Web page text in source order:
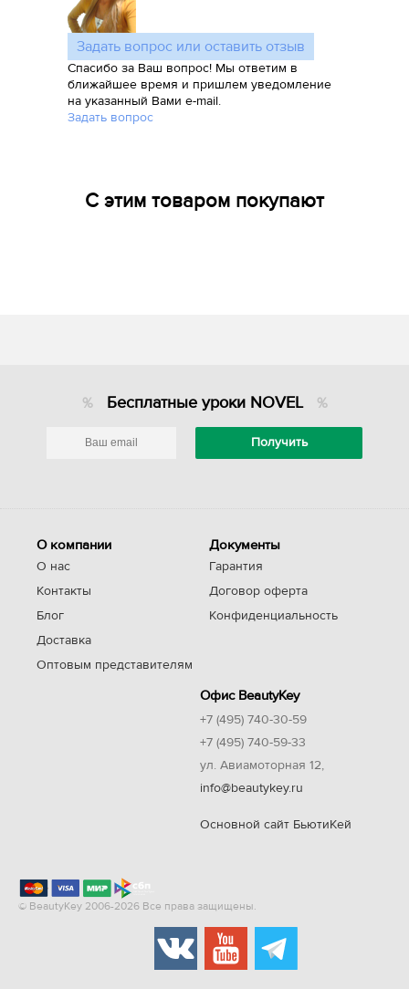
Задать вопрос или оставить отзыв
Спасибо за Ваш вопрос! Мы ответим в
ближайшее время и пришлем уведомление
на указанный Вами e-mail.
Задать вопрос
С этим товаром покупают
Бесплатные уроки NOVEL
О компании
О нас
Контакты
Блог
Доставка
Оптовым представителям
Документы
Гарантия
Договор оферта
Конфиденциальность
Офис BeautyKey
+7 (495) 740-30-59
+7 (495) 740-59-33
ул. Авиамоторная 12,
info@beautykey.ru
Основной сайт БьютиКей
© BeautyKey 2006-2026 Все права защищены.